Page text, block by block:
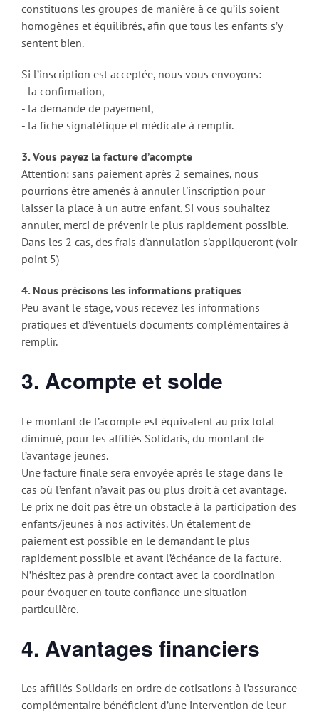
constituons les groupes de manière à ce qu’ils soient
homogènes et équilibrés, afin que tous les enfants s’y
sentent bien.
Si l’inscription est acceptée, nous vous envoyons:
- la confirmation,
- la demande de payement,
- la fiche signalétique et médicale à remplir.
3. Vous payez la facture d’acompte
Attention: sans paiement après 2 semaines, nous
pourrions être amenés à annuler l'inscription pour
laisser la place à un autre enfant. Si vous souhaitez
annuler, merci de prévenir le plus rapidement possible.
Dans les 2 cas, des frais d'annulation s'appliqueront (voir
point 5)
4. Nous précisons les informations pratiques
Peu avant le stage, vous recevez les informations
pratiques et d’éventuels documents complémentaires à
remplir.
3. Acompte et solde
Le montant de l’acompte est équivalent au prix total
diminué, pour les affiliés Solidaris, du montant de
l’avantage jeunes.
Une facture finale sera envoyée après le stage dans le
cas où l’enfant n’avait pas ou plus droit à cet avantage.
Le prix ne doit pas être un obstacle à la participation des
enfants/jeunes à nos activités. Un étalement de
paiement est possible en le demandant le plus
rapidement possible et avant l’échéance de la facture.
N’hésitez pas à prendre contact avec la coordination
pour évoquer en toute confiance une situation
particulière.
4. Avantages financiers
Les affiliés Solidaris en ordre de cotisations à l’assurance
complémentaire bénéficient d’une intervention de leur